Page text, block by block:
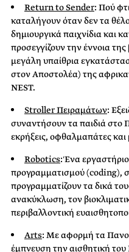
Return to Sender: Πού
καταλήγουν όταν δεν τα
δημιουργικά παιχνίδια και
προσεγγίζουν την έννοια
μεγάλη υπαίθρια
στον Αποστολέα) της
NEST.
Stroller Πειραμάτων:
συναντήσουν τα παιδιά στο
εκρήξεις, οφθαλμαπάτες
Robotics: Ένα
προγραμματισμού (coding),
προγραμματίζουν τα δικά
ανακύκλωση, τον
περιβαλλοντική
Arts: Με αφορμή τα
έμπνευση την αισθητική του